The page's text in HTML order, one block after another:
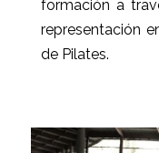
formación a
representación
de Pilates.